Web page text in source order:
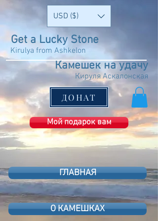
USD ($)
Get a Lucky Stone
Kirulya from Ashkelon
Камешек на удачу
Кируля Аскалонская
ДОНАТ
Мой подарок вам
ГЛАВНАЯ
О КАМЕШКАХ